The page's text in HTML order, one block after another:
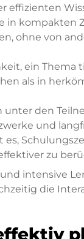
effizienten
in kompakten
ohne von
ein Thema
als in
den
und
zu
intensive
die